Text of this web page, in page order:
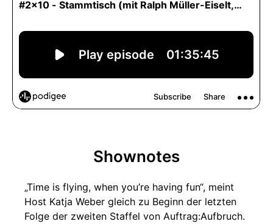
Shownotes
„Time is flying, when you’re having fun“, meint
Host Katja Weber gleich zu Beginn der letzten
Folge der zweiten Staffel von Auftrag:Aufbruch.